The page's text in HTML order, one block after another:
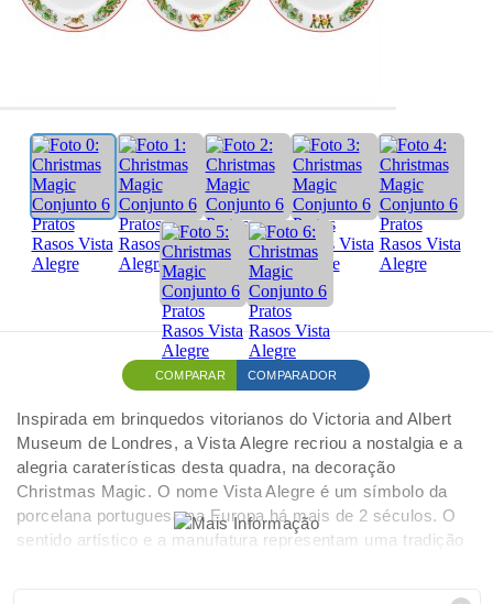
COMPARAR COMPARADOR
Inspirada em brinquedos vitorianos do Victoria and Albert
Museum de Londres, a Vista Alegre recriou a nostalgia e a
alegria caraterísticas desta quadra, na decoração
Christmas Magic. O nome Vista Alegre é um símbolo da
porcelana portuguesa na Europa há mais de 2 séculos. O
sentido artístico e a manufatura representam uma tradição